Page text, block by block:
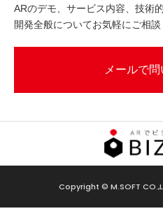
ARのデモ、サービス内容、技術
開発全般についてお気軽にご相談
メールで
Copyright © M.SOFT